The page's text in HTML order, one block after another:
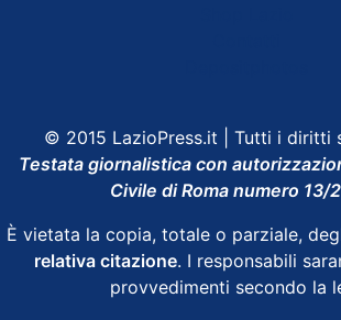
© 2015 LazioPress.it | Tutti i diritti
Testata giornalistica con
Civile di Roma numero 13/
È vietata la copia, totale o parziale,
relativa citazione. I responsabili
provvedimenti secondo la